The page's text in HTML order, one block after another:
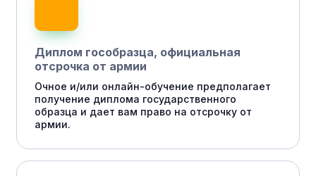
Диплом гособразца, официальная
отсрочка от армии
Очное и/или онлайн-обучение предполагает
получение диплома государственного
образца и дает вам право на отсрочку от
армии.